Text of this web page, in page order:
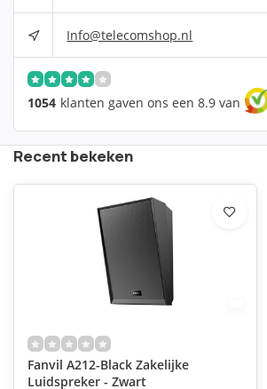
Info@telecomshop.nl
1054 klanten gaven ons een 8.9 van
Recent bekeken
Fanvil A212-Black Zakelijke
Luidspreker - Zwart